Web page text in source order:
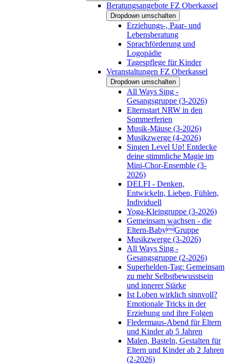
Beratungsangebote FZ Oberkassel
Dropdown umschalten
Erziehungs-, Paar- und
Lebensberatung
Sprachförderung und
Logopädie
Tagespflege für Kinder
Veranstaltungen FZ Oberkassel
Dropdown umschalten
All Ways Sing -
Gesangsgruppe (3-2026)
Elternstart NRW in den
Sommerferien
Musik-Mäuse (3-2026)
Musikzwerge (4-2026)
Singen Level Up! Entdecke
deine stimmliche Magie im
Mini-Chor-Ensemble (3-
2026)
DELFI - Denken,
Entwickeln, Lieben, Fühlen,
Individuell
Yoga-Kleingruppe (3-2026)
Gemeinsam wachsen - die
Eltern-BabyGruppe
Musikzwerge (3-2026)
All Ways Sing -
Gesangsgruppe (2-2026)
Superhelden-Tag: Gemeinsam
zu mehr Selbstbewusstsein
und innerer Stärke
Ist Loben wirklich sinnvoll?
Emotionale Tricks in der
Erziehung und ihre Folgen
Fledermaus-Abend für Eltern
und Kinder ab 5 Jahren
Malen, Basteln, Gestalten für
Eltern und Kinder ab 2 Jahren
(2-2026)